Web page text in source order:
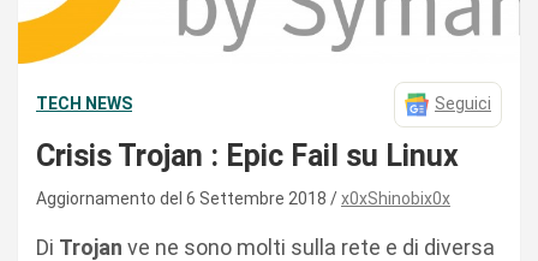
TECH NEWS Seguici
Crisis Trojan : Epic Fail su Linux
Aggiornamento del 6 Settembre 2018 x0xShinobix0x
Di Trojan ve ne sono molti sulla rete e di diversa